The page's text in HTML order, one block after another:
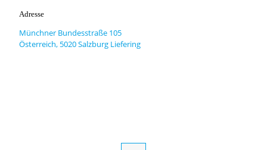
Adresse
Münchner Bundesstraße 105
Österreich, 5020 Salzburg Liefering